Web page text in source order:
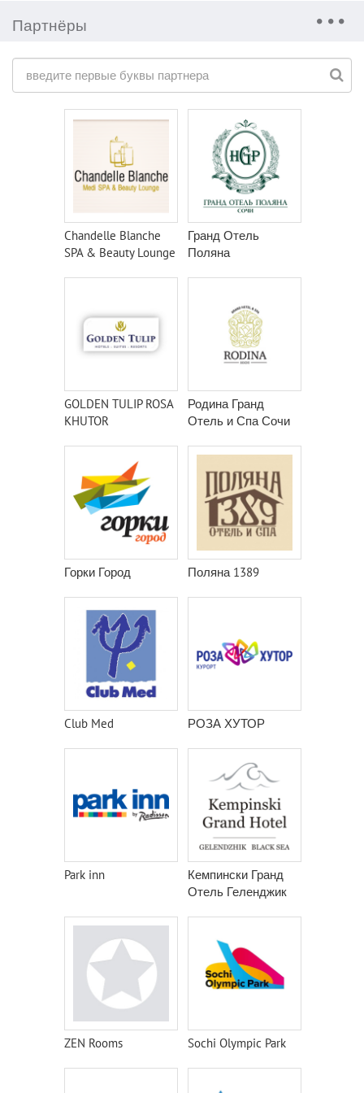
Партнёры
Chandelle Blanche
SPA & Beauty Lounge
Гранд Отель
Поляна
GOLDEN TULIP ROSA
KHUTOR
Родина Гранд
Отель и Спа Сочи
Горки Город Поляна 1389
Club Med РОЗА ХУТОР
Park inn
Кемпински Гранд
Отель Геленджик
ZEN Rooms Sochi Olympic Park